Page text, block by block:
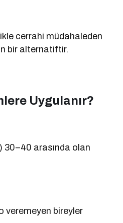
cerrahi müdahaleden
bir alternatiftir.
Uygulanır?
30–40 arasında olan
veremeyen bireyler